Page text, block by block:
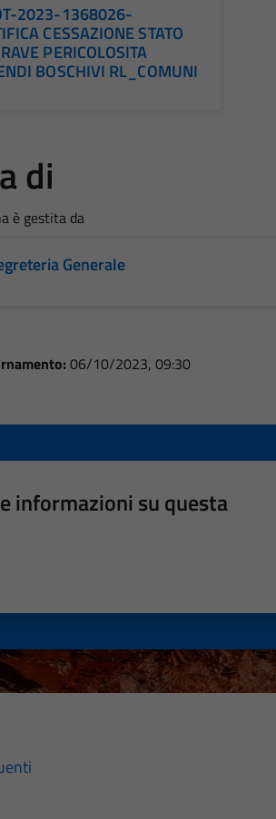
2023-1368026-
CESSAZIONE STATO
PERICOLOSITA
BOSCHIVI RL_COMUNI
di
è gestita da
Generale
06/10/2023, 09:30
informazioni su questa